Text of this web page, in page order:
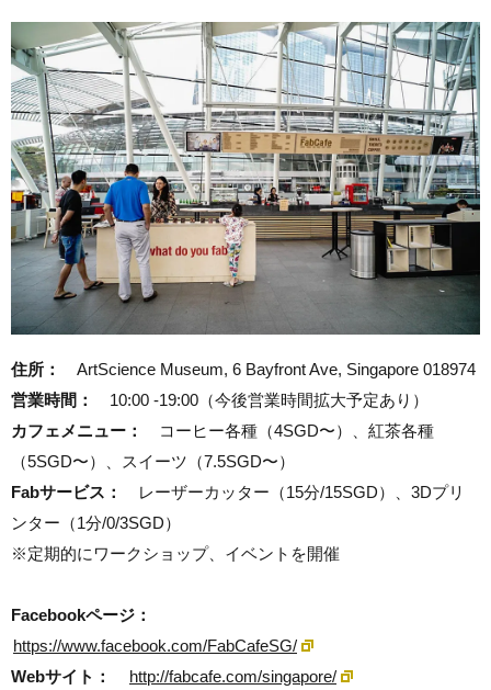
住所： ArtScience Museum, 6 Bayfront Ave, Singapore 018974
営業時間： 10:00 -19:00（今後営業時間拡大予定あり）
カフェメニュー：
コーヒー各種（4SGD〜）、紅茶各種
（5SGD〜）、スイーツ（7.5SGD〜）
Fabサービス：
レーザーカッター（15分/15SGD）、3Dプリ
ンター（1分/0/3SGD）
※定期的にワークショップ、イベントを開催
Facebookページ：
https://www.facebook.com/FabCafeSG/
Webサイト：
http://fabcafe.com/singapore/